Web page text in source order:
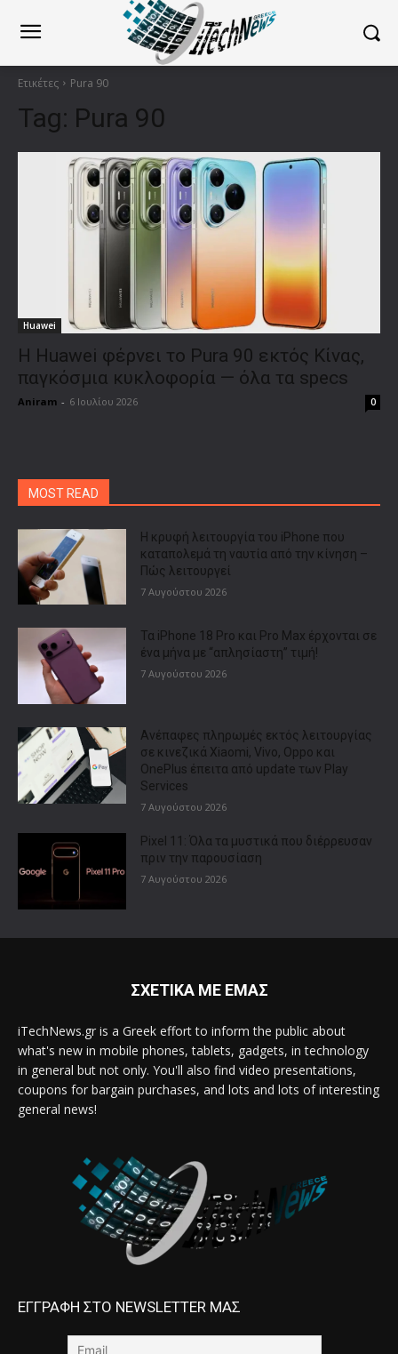
Ετικέτες Pura 90
Tag: Pura 90
Huawei
Η Huawei φέρνει το Pura 90 εκτός Κίνας,
παγκόσμια κυκλοφορία — όλα τα specs
Aniram - 6 Ιουλίου 2026 0
MOST READ
Η κρυφή λειτουργία του iPhone που
καταπολεμά τη ναυτία από την κίνηση –
Πώς λειτουργεί
7 Αυγούστου 2026
Τα iPhone 18 Pro και Pro Max έρχονται σε
ένα μήνα με “απλησίαστη” τιμή!
7 Αυγούστου 2026
Ανέπαφες πληρωμές εκτός λειτουργίας
σε κινεζικά Xiaomi, Vivo, Oppo και
OnePlus έπειτα από update των Play
Services
7 Αυγούστου 2026
Pixel 11: Όλα τα μυστικά που διέρρευσαν
πριν την παρουσίαση
7 Αυγούστου 2026
ΣΧΕΤΙΚΑ ΜΕ ΕΜΑΣ
iTechNews.gr is a Greek effort to inform the public about
what's new in mobile phones, tablets, gadgets, in technology
in general but not only. You'll also find video presentations,
coupons for bargain purchases, and lots and lots of interesting
general news!
ΕΓΓΡΑΦΗ ΣΤΟ NEWSLETTER ΜΑΣ